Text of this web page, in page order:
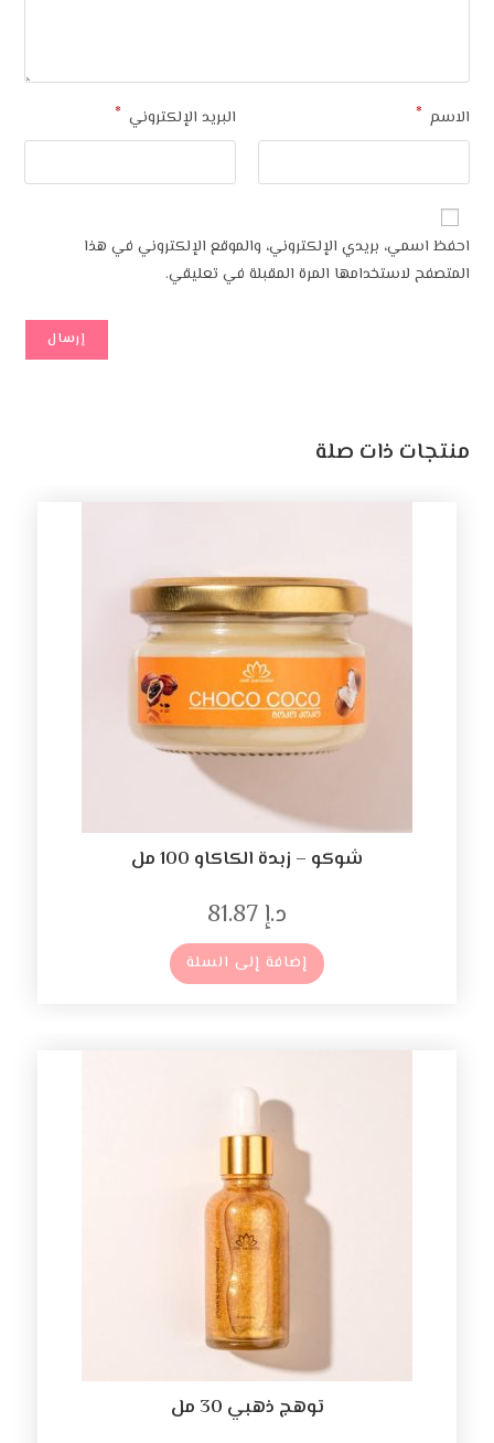
الاسم * البريد الإلكتروني *
احفظ اسمي، بريدي الإلكتروني، والموقع الإلكتروني في هذا
المتصفح لاستخدامها المرة المقبلة في تعليقي.
منتجات ذات صلة
شوكو – زبدة الكاكاو 100 مل
د.إ
إضافة إلى السلة
توهج ذهبي 30 مل